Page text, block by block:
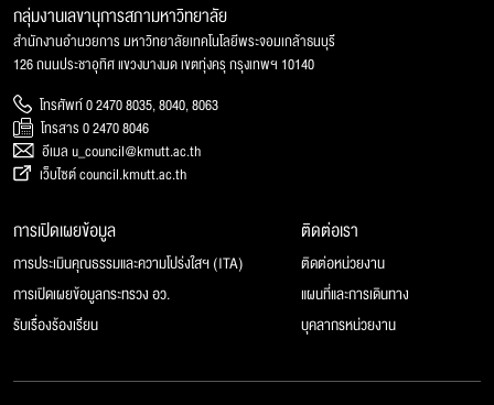
กลุ่มงานเลขานุการสภามหาวิทยาลัย
สำนักงานอำนวยการ มหาวิทยาลัยเทคโนโลยีพระจอมเกล้าธนบุรี
126 ถนนประชาอุทิศ แขวงบางมด เขตทุ่งครุ กรุงเทพฯ 10140
โทรศัพท์ 0 2470 8035, 8040, 8063
โทรสาร 0 2470 8046
อีเมล u_council@kmutt.ac.th
เว็บไซต์ council.kmutt.ac.th
การเปิดเผยข้อมูล
การประเมินคุณธรรมและความโปร่งใสฯ (ITA)
การเปิดเผยข้อมูลกระทรวง อว.
รับเรื่องร้องเรียน
ติดต่อเรา
ติดต่อหน่วยงาน
แผนที่และการเดินทาง
บุคลากรหน่วยงาน